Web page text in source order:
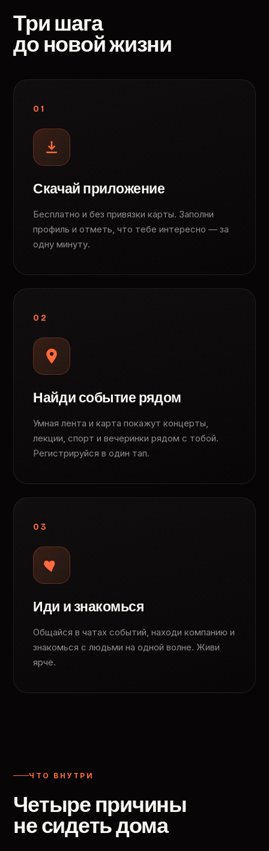
Три шага
до новой жизни
01
Скачай приложение
Бесплатно и без привязки карты. Заполни
профиль и отметь, что тебе интересно — за
одну минуту.
02
Найди событие рядом
Умная лента и карта покажут концерты,
лекции, спорт и вечеринки рядом с тобой.
Регистрируйся в один тап.
03
Иди и знакомься
Общайся в чатах событий, находи компанию и
знакомься с людьми на одной волне. Живи
ярче.
ЧТО ВНУТРИ
Четыре причины
не сидеть дома